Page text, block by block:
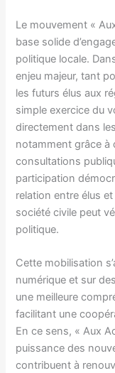
Le mouvement «
base solide
politique locale.
enjeu majeur, tant
les futurs élus aux
simple exercice du
directement dans
notamment grâce à
consultations
participation
relation entre élus
société civile peut
politique.
Cette mobilisation
numérique et sur
une meilleure
facilitant une
En ce sens, « Aux
puissance des
contribuent à